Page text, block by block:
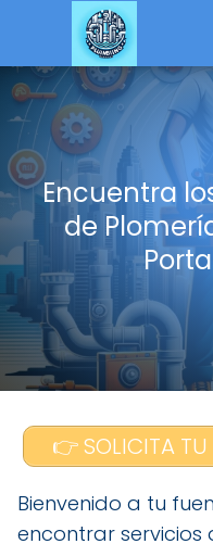
Encuentra
de
👉 SOLICITA TU
Bienvenido a tu
encontrar servicios